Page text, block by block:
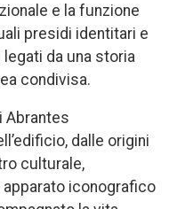
e la funzione
presidi identitari e
da una storia
condivisa.
Abrantes
dalle origini
culturale,
iconografico